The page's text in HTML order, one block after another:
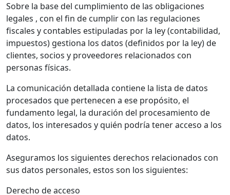
Sobre la base del cumplimiento de las obligaciones
legales , con el fin de cumplir con las regulaciones
fiscales y contables estipuladas por la ley (contabilidad,
impuestos) gestiona los datos (definidos por la ley) de
clientes, socios y proveedores relacionados con
personas físicas.
La comunicación detallada contiene la lista de datos
procesados que pertenecen a ese propósito, el
fundamento legal, la duración del procesamiento de
datos, los interesados y quién podría tener acceso a los
datos.
Aseguramos los siguientes derechos relacionados con
sus datos personales, estos son los siguientes:
Derecho de acceso